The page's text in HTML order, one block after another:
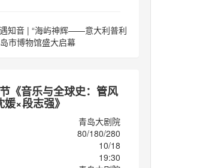
遇知音 | “海屿神辉——意大利普利
市博物馆盛大启幕
《音乐与全球史：管风
×段志强》
青岛大剧院
80/180/280
10/18
19:30